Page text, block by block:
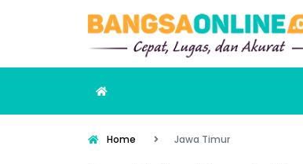
Home Jawa Timur